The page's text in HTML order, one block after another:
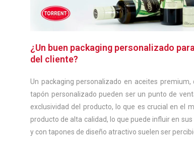
¿Un buen packaging personalizado
del cliente?
Un packaging personalizado en aceites
tapón personalizado pueden ser un punto de
exclusividad del producto, lo que es crucial en el
producto de alta calidad, lo que puede influir en
y con tapones de diseño atractivo suelen ser